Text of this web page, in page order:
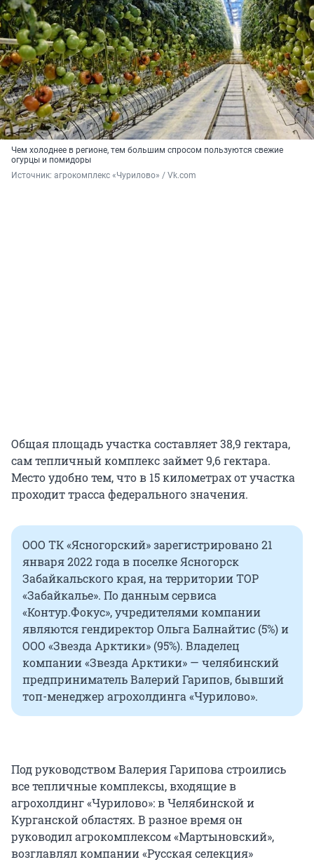
Чем холоднее в регионе, тем большим спросом пользуются свежие
огурцы и помидоры
Источник: агрокомплекс «Чурилово» / Vk.com
Общая площадь участка составляет 38,9 гектара,
сам тепличный комплекс займет 9,6 гектара.
Место удобно тем, что в 15 километрах от участка
проходит трасса федерального значения.
ООО ТК «Ясногорский» зарегистрировано 21
января 2022 года в поселке Ясногорск
Забайкальского края, на территории ТОР
«Забайкалье». По данным сервиса
«Контур.Фокус», учредителями компании
являются гендиректор Ольга Балнайтис (5%) и
ООО «Звезда Арктики» (95%). Владелец
компании «Звезда Арктики» — челябинский
предприниматель Валерий Гарипов, бывший
топ-менеджер агрохолдинга «Чурилово».
Под руководством Валерия Гарипова строились
все тепличные комплексы, входящие в
агрохолдинг «Чурилово»: в Челябинской и
Курганской областях. В разное время он
руководил агрокомплексом «Мартыновский»,
возглавлял компании «Русская селекция»